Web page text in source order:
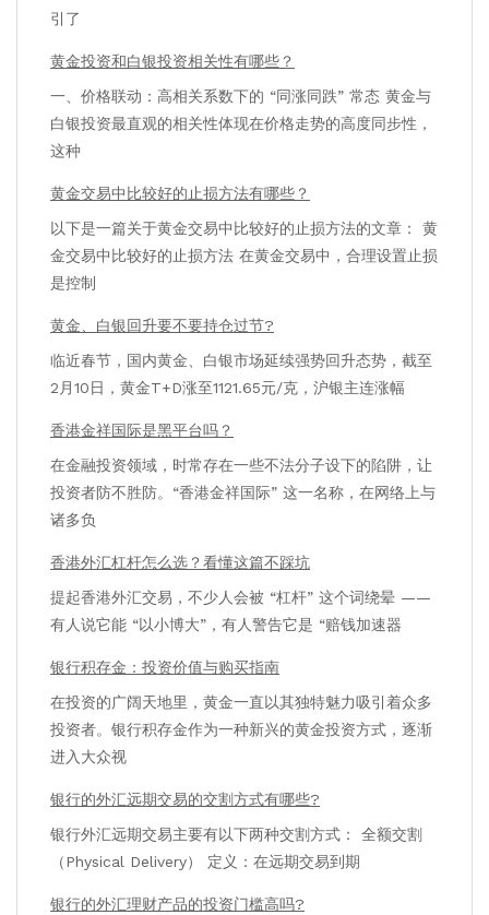
引了
黄金投资和白银投资相关性有哪些？
一、价格联动：高相关系数下的 “同涨同跌” 常态 黄金与
白银投资最直观的相关性体现在价格走势的高度同步性，
这种
黄金交易中比较好的止损方法有哪些？
以下是一篇关于黄金交易中比较好的止损方法的文章： 黄
金交易中比较好的止损方法 在黄金交易中，合理设置止损
是控制
黄金、白银回升要不要持仓过节?
临近春节，国内黄金、白银市场延续强势回升态势，截至
2月10日，黄金T+D涨至1121.65元/克，沪银主连涨幅
香港金祥国际是黑平台吗？
在金融投资领域，时常存在一些不法分子设下的陷阱，让
投资者防不胜防。“香港金祥国际” 这一名称，在网络上与
诸多负
香港外汇杠杆怎么选？看懂这篇不踩坑
提起香港外汇交易，不少人会被 “杠杆” 这个词绕晕 ——
有人说它能 “以小博大”，有人警告它是 “赔钱加速器
银行积存金：投资价值与购买指南
在投资的广阔天地里，黄金一直以其独特魅力吸引着众多
投资者。银行积存金作为一种新兴的黄金投资方式，逐渐
进入大众视
银行的外汇远期交易的交割方式有哪些?
银行外汇远期交易主要有以下两种交割方式： 全额交割
（Physical Delivery） 定义：在远期交易到期
银行的外汇理财产品的投资门槛高吗?